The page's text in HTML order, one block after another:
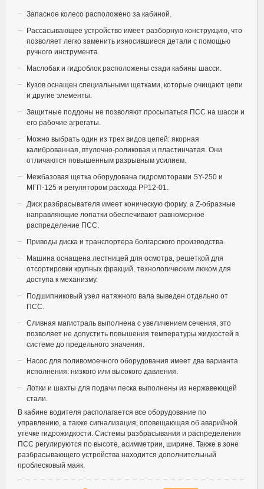
Запасное колесо расположено за кабиной.
Рассасывающее устройство имеет разборную конструкцию, что
позволяет легко заменить износившиеся детали с помощью
ручного инструмента.
Маслобак и гидроблок расположены сзади кабины шасси.
Кузов оснащен специальными щетками, которые очищают цепи
и другие элементы.
Защитные поддоны не позволяют просыпаться ПСС на шасси и
его рабочие агрегаты.
Можно выбрать один из трех видов цепей: якорная
калиброванная, втулочно-роликовая и пластинчатая. Они
отличаются повышенным разрывным усилием.
Межбазовая щетка оборудована гидромоторами SY-250 и
МГП-125 и регулятором расхода РР12-01.
Диск разбрасывателя имеет коническую форму. а Z-образные
направляющие лопатки обеспечивают равномерное
распределение ПСС.
Приводы диска и транспортера болгарского производства.
Машина оснащена лестницей для осмотра, решеткой для
отсортировки крупных фракций, технологическим люком для
доступа к механизму.
Подшипниковый узел натяжного вала выведен отдельно от
ПСС.
Сливная магистраль выполнена с увеличением сечения, это
позволяет не допустить повышения температуры жидкостей в
системе до предельного значения.
Насос для поливомоечного оборудования имеет два варианта
исполнения: низкого или высокого давления.
Лотки и шахты для подачи песка выполнены из нержавеющей
стали.
В кабине водителя располагается все оборудование по
управлению, а также сигнализация, оповещающая об аварийной
утечке гидрожидкости. Системы разбрасывания и распределения
ПСС регулируются по высоте, асимметрии, ширине. Также в зоне
разбрасывающего устройства находится дополнительный
проблесковый маяк.